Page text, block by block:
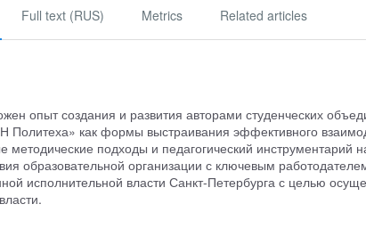
Full text (RUS) Metrics Related articles
опыт создания и развития авторами студенческих
как формы выстраивания эффективного
подходы и педагогический инструментарий
образовательной организации с ключевым
исполнительной власти Санкт-Петербурга с целью